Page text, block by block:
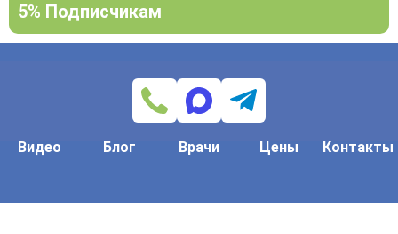
5% Подписчикам
Видео Блог Врачи Цены Контакты